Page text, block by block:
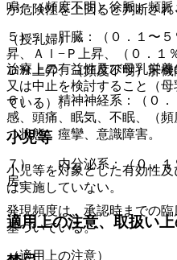
が危険性を上回ると判断され
（授乳婦）
治療上の有益性及び母乳栄
又は中止を検討すること（
ている）。
小児等
小児等を対象とした有効性
は実施していない。
適用上の注意、取扱い
（適用上の注意）
鳴、（頻度不明）徐脈、頻
５）． 肝臓：（０．１〜５
昇、Ａｌ−Ｐ上昇、（０．１
ＤＨ上昇、（頻度不明）肝
６）． 精神神経系：（０．
感、頭痛、眠気、不眠、（
つ状態、痙攣、意識障害。
７）． 内分泌系：（０．１
房。
発現頻度は、承認時までの
基づいている。